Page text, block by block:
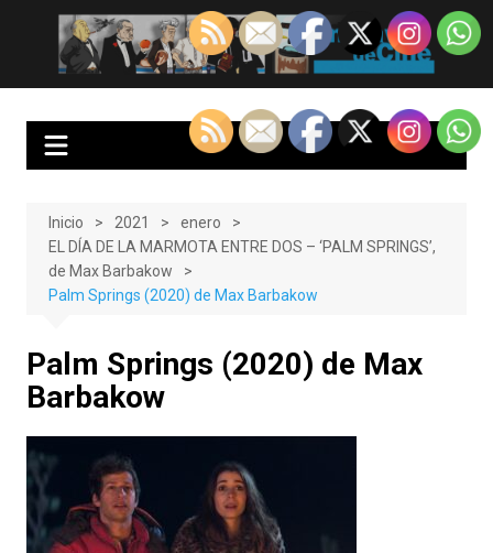
contenido
EnClave de Cine
Crítica cinematográfica y audiovisual. Punto de encuentro para los
Inicio 2021
enero
EL DÍA DE LA MARMOTA ENTRE DOS – ‘PALM SPRINGS’,
de Max Barbakow
Palm Springs (2020) de Max Barbakow
Palm Springs (2020) de Max
Barbakow